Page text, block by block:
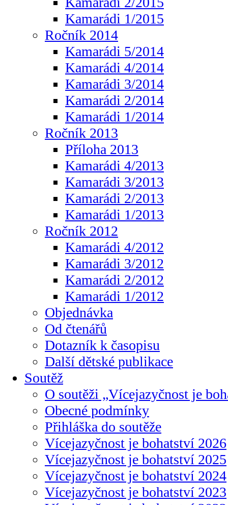
Kamarádi 1/2015
Ročník 2014
Kamarádi 5/2014
Kamarádi 4/2014
Kamarádi 3/2014
Kamarádi 2/2014
Kamarádi 1/2014
Ročník 2013
Příloha 2013
Kamarádi 4/2013
Kamarádi 3/2013
Kamarádi 2/2013
Kamarádi 1/2013
Ročník 2012
Kamarádi 4/2012
Kamarádi 3/2012
Kamarádi 2/2012
Kamarádi 1/2012
Objednávka
Od čtenářů
Dotazník k časopisu
Další dětské publikace
Soutěž
O soutěži „Vícejazyčnost je
Obecné podmínky
Přihláška do soutěže
Vícejazyčnost je bohatství 2026
Vícejazyčnost je bohatství 2025
Vícejazyčnost je bohatství 2024
Vícejazyčnost je bohatství 2023